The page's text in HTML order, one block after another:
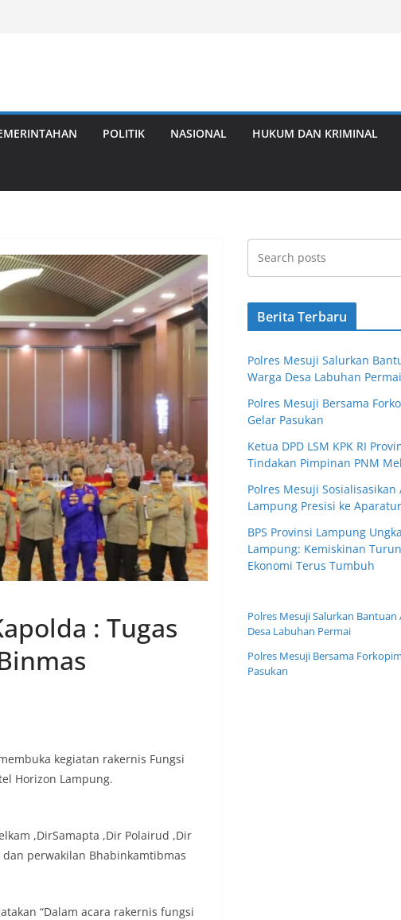
POLITIK NASIONAL HUKUM DAN KRIMINAL
: Tugas
kegiatan rakernis Fungsi
Horizon Lampung.
,DirSamapta ,Dir Polairud ,Dir
dan perwakilan Bhabinkamtibmas
“Dalam acara rakernis fungsi
Berita Terbaru
Polres Mesuji Salurkan
Warga Desa Labuhan Permai
Polres Mesuji Bersama
Gelar Pasukan
Ketua DPD LSM KPK RI
Tindakan Pimpinan PNM
Polres Mesuji Sosialisasikan
Lampung Presisi ke
BPS Provinsi Lampung
Lampung: Kemiskinan
Ekonomi Terus Tumbuh
Polres Mesuji Salurkan
Desa Labuhan Permai
Polres Mesuji Bersama
Pasukan